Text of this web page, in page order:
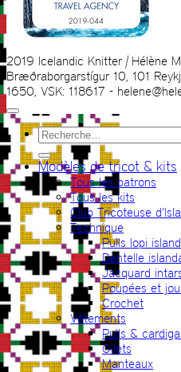
2019 Icelandic Knitter | Hélène
Bræðraborgarstígur 10, 101
1650, VSK: 118617 -
Recherche
pour :
Modèles de tricot & kits
Tous les patrons
Tous les kits
Club Tricoteuse
Technique
Pulls lopi
Dentelle
Jacquard
Poupées et
Crochet
Vêtements
Pulls &
Gilets
Manteaux